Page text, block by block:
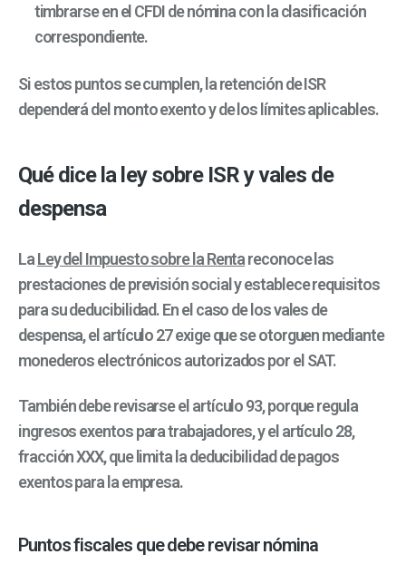
timbrarse en el CFDI de nómina con la clasificación
correspondiente.
Si estos puntos se cumplen, la retención de ISR
dependerá del monto exento y de los límites aplicables.
Qué dice la ley sobre ISR y vales de
despensa
LaLey del Impuesto sobre la Rentareconoce las
prestaciones de previsión social y establece requisitos
para su deducibilidad. En el caso de los vales de
despensa, el artículo 27 exige que se otorguen mediante
monederos electrónicos autorizados por el SAT.
También debe revisarse el artículo 93, porque regula
ingresos exentos para trabajadores, y el artículo 28,
fracción XXX, que limita la deducibilidad de pagos
exentos para la empresa.
Puntos fiscales que debe revisar nómina